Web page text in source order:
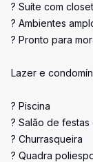
? Suíte com closet
? Ambientes
? Pronto para
Lazer e
? Piscina
? Salão de
? Churrasqueira
? Quadra